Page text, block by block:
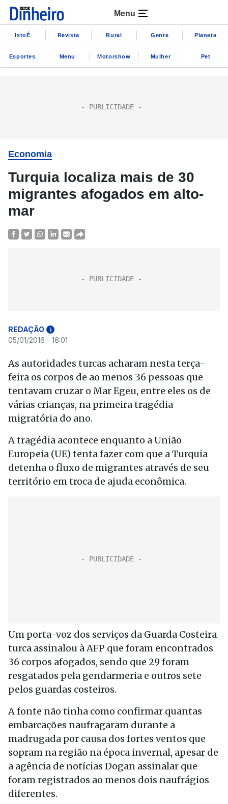
Menu
IstoÉ Revista Rural Gente Planeta
Esportes Menu Motorshow Mulher Pet
Economia
Turquia localiza mais de 30
migrantes afogados em alto-
mar
REDAÇÃO i
05/01/2016 - 16:01
As autoridades turcas acharam nesta terça-
feira os corpos de ao menos 36 pessoas que
tentavam cruzar o Mar Egeu, entre eles os de
várias crianças, na primeira tragédia
migratória do ano.
A tragédia acontece enquanto a União
Europeia (UE) tenta fazer com que a Turquia
detenha o fluxo de migrantes através de seu
território em troca de ajuda econômica.
Um porta-voz dos serviços da Guarda Costeira
turca assinalou à AFP que foram encontrados
36 corpos afogados, sendo que 29 foram
resgatados pela gendarmeria e outros sete
pelos guardas costeiros.
A fonte não tinha como confirmar quantas
embarcações naufragaram durante a
madrugada por causa dos fortes ventos que
sopram na região na época invernal, apesar de
a agência de notícias Dogan assinalar que
foram registrados ao menos dois naufrágios
diferentes.